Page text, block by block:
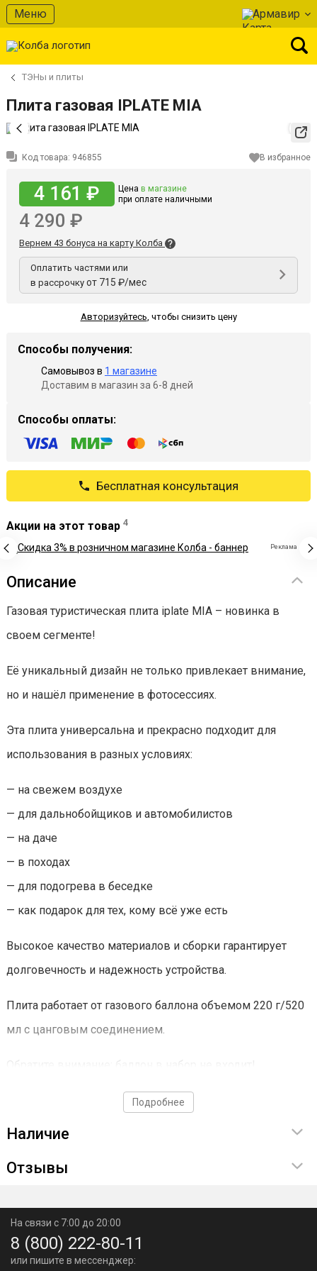
Меню Армавир
ТЭНы и плиты
Плита газовая IPLATE MIA
Код товара: 946855 В избранное
4 161 ₽ Цена в магазине
при оплате наличными
4 290 ₽
Вернем 43 бонуса на карту Колба
Оплатить частями или
в рассрочку от 715 ₽/мес
Авторизуйтесь, чтобы снизить цену
Способы получения:
Самовывоз в 1 магазине
Доставим в магазин за 6-8 дней
Способы оплаты:
Бесплатная консультация
Акции на этот товар 4
Реклама
Описание
Газовая туристическая плита iрlаtе MIА – новинка в
своем сегменте!
Её уникальный дизайн не только привлекает внимание,
но и нашёл применение в фотосессиях.
Эта плита универсальна и прекрасно подходит для
использования в разных условиях:
— на свежем воздухе
— для дальнобойщиков и автомобилистов
— на даче
— в походах
— для подогрева в беседке
— как подарок для тех, кому всё уже есть
Высокое качество материалов и сборки гарантирует
долговечность и надежность устройства.
Плита работает от газового баллона объемом 220 г/520
мл с цанговым соединением.
Она оборудована пьезоподжигом и имеет три уровня
защиты для безопасной эксплуатации.
Особенностью модели MIA является магнитное
использование.
Для удобства транспортировки и хранения плита
помещается в прочный пластиковый кейс.
Подробнее
Наличие
Отзывы
На связи с 7:00 до 20:00
8 (800) 222-80-11
или пишите в мессенджер: